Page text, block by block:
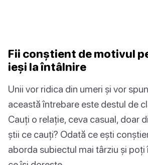
Fii conștient de motivul
ieși la întâlnire
Unii vor ridica din umeri și vor
această întrebare este destul de
Cauți o relație, ceva casual, doar
știi ce cauți? Odată ce ești
aborda subiectul mai târziu și